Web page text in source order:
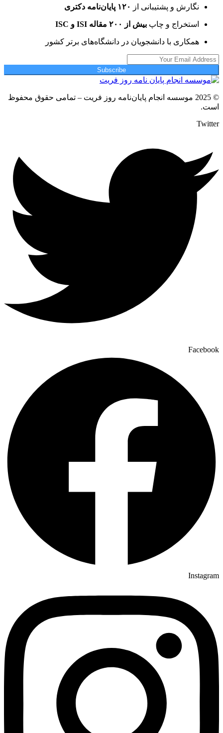
نگارش و پشتیبانی از ۱۲۰ پایان‌نامه دکتری
استخراج و چاپ بیش از ۲۰۰ مقاله ISI و ISC
همکاری با دانشجویان در دانشگاه‌های برتر کشور
Subscribe
© 2025 موسسه انجام پایان‌نامه روز فریت – تمامی حقوق محفوظ
است.
Twitter
Facebook
Instagram